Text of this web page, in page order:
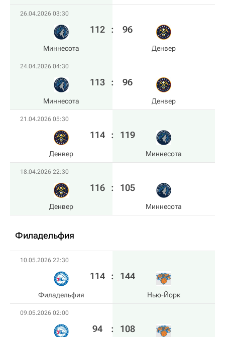
26.04.2026 03:30
Миннесота
112 : 96
Денвер
24.04.2026 04:30
Миннесота
113 : 96
Денвер
21.04.2026 05:30
Денвер
114 : 119
Миннесота
18.04.2026 22:30
Денвер
116 : 105
Миннесота
Филадельфия
10.05.2026 22:30
Филадельфия
114 : 144
Нью-Йорк
09.05.2026 02:00
94 : 108